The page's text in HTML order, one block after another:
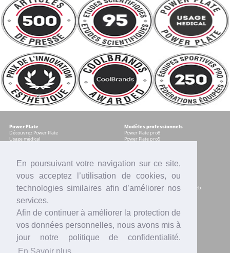
En poursuivant votre navigation sur ce site,
vous acceptez l’utilisation de cookies, ou
technologies similaires afin d’améliorer nos
services.
Afin de continuer à améliorer la protection de
vos données personnelles, nous avons mis à
jour notre politique de confidentialité.
Power Plate
Découvrez Power Plate
Usage médical
Modèles professionnels
Power Plate pro8
Power Plate pro5
Modèles pour les particuliers
Power Plate my5
Power Plate Compacte
Comparatif modèles
Services
Accompagnement marketing & web
Reprise
Intranet
Actualités